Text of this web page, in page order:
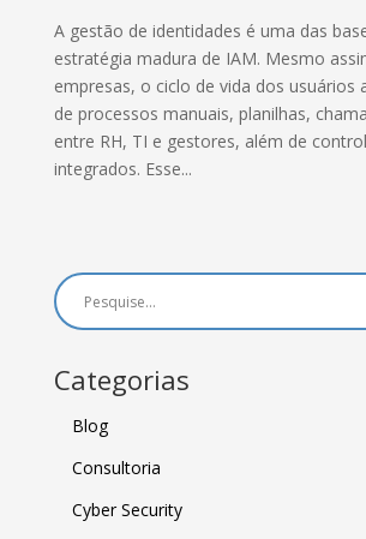
A gestão de identidades é uma das
estratégia madura de IAM. Mesmo
empresas, o ciclo de vida dos usuários
de processos manuais, planilhas,
entre RH, TI e gestores, além de
integrados. Esse...
Categorias
Blog
Consultoria
Cyber Security